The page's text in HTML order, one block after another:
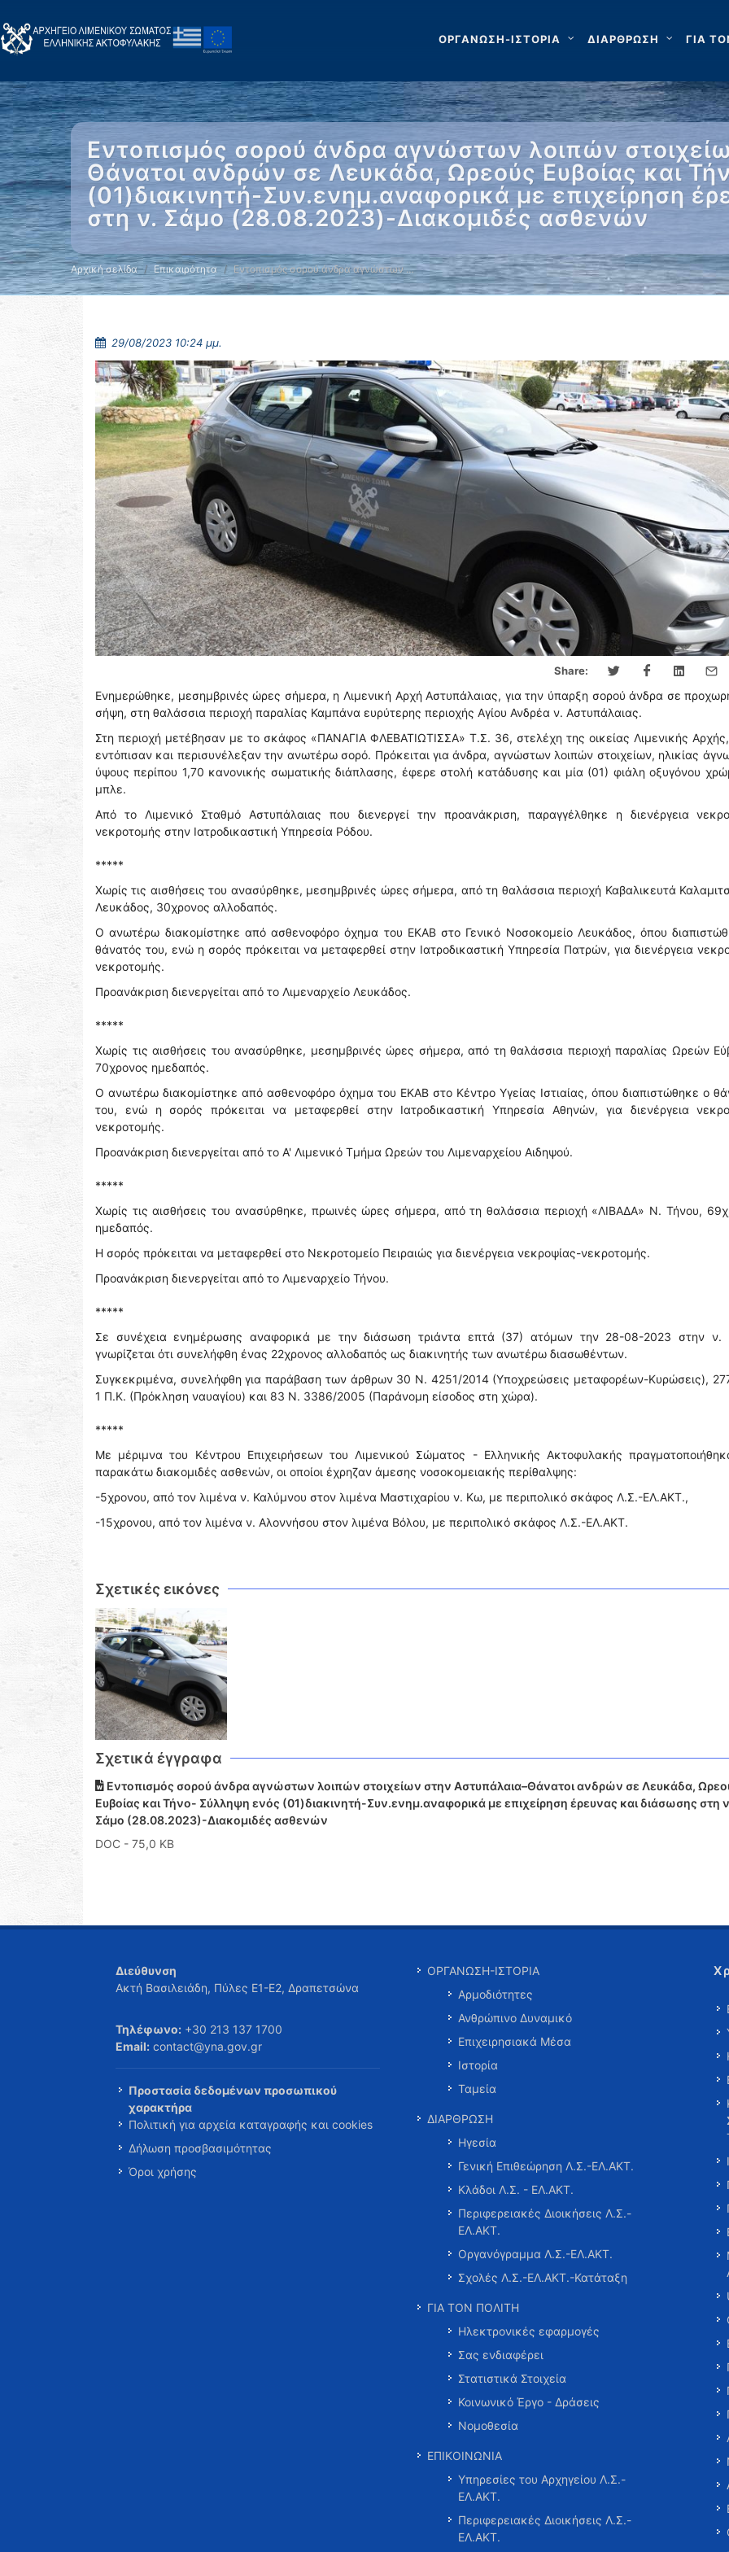
ΟΡΓΑΝΩΣΗ-ΙΣΤΟΡΙΑ ΔΙΑΡΘΡΩΣΗ ΓΙΑ
Εντοπισμός σορού άνδρα αγνώστων λοιπών
Θάνατοι ανδρών σε Λευκάδα, Ωρεούς Ευβοίας και
(01)διακινητή-Συν.ενημ.αναφορικά με επιχείρηση
στη ν. Σάμο (28.08.2023)-Διακομιδές ασθενών
Αρχική σελίδα Επικαιρότητα Εντοπισμός σορού άνδρα αγνώστων …
29/08/2023 10:24 μμ.
Share:
Ενημερώθηκε, μεσημβρινές ώρες σήμερα, η Λιμενική Αρχή Αστυπάλαιας, για την ύπαρξη σορού άνδρα σε
σήψη, στη θαλάσσια περιοχή παραλίας Καμπάνα ευρύτερης περιοχής Αγίου Ανδρέα ν. Αστυπάλαιας.
Στη περιοχή μετέβησαν με το σκάφος «ΠΑΝΑΓΙΑ ΦΛΕΒΑΤΙΩΤΙΣΣΑ» Τ.Σ. 36, στελέχη της οικείας Λιμενικής
εντόπισαν και περισυνέλεξαν την ανωτέρω σορό. Πρόκειται για άνδρα, αγνώστων λοιπών στοιχείων, ηλικίας
ύψους περίπου 1,70 κανονικής σωματικής διάπλασης, έφερε στολή κατάδυσης και μία (01) φιάλη οξυγόνου
μπλε.
Από το Λιμενικό Σταθμό Αστυπάλαιας που διενεργεί την προανάκριση, παραγγέλθηκε η διενέργεια
νεκροτομής στην Ιατροδικαστική Υπηρεσία Ρόδου.
*****
Χωρίς τις αισθήσεις του ανασύρθηκε, μεσημβρινές ώρες σήμερα, από τη θαλάσσια περιοχή Καβαλικευτά
Λευκάδος, 30χρονος αλλοδαπός.
Ο ανωτέρω διακομίστηκε από ασθενοφόρο όχημα του ΕΚΑΒ στο Γενικό Νοσοκομείο Λευκάδος, όπου
θάνατός του, ενώ η σορός πρόκειται να μεταφερθεί στην Ιατροδικαστική Υπηρεσία Πατρών, για διενέργεια
νεκροτομής.
Προανάκριση διενεργείται από το Λιμεναρχείο Λευκάδος.
*****
Χωρίς τις αισθήσεις του ανασύρθηκε, μεσημβρινές ώρες σήμερα, από τη θαλάσσια περιοχή παραλίας Ωρεών
70χρονος ημεδαπός.
Ο ανωτέρω διακομίστηκε από ασθενοφόρο όχημα του ΕΚΑΒ στο Κέντρο Υγείας Ιστιαίας, όπου διαπιστώθηκε ο
του, ενώ η σορός πρόκειται να μεταφερθεί στην Ιατροδικαστική Υπηρεσία Αθηνών, για διενέργεια
νεκροτομής.
Προανάκριση διενεργείται από το Α' Λιμενικό Τμήμα Ωρεών του Λιμεναρχείου Αιδηψού.
*****
Χωρίς τις αισθήσεις του ανασύρθηκε, πρωινές ώρες σήμερα, από τη θαλάσσια περιοχή «ΛΙΒΑΔΑ» Ν. Τήνου,
ημεδαπός.
Η σορός πρόκειται να μεταφερθεί στο Νεκροτομείο Πειραιώς για διενέργεια νεκροψίας-νεκροτομής.
Προανάκριση διενεργείται από το Λιμεναρχείο Τήνου.
*****
Σε συνέχεια ενημέρωσης αναφορικά με την διάσωση τριάντα επτά (37) ατόμων την 28-08-2023 στην ν.
γνωρίζεται ότι συνελήφθη ένας 22χρονος αλλοδαπός ως διακινητής των ανωτέρω διασωθέντων.
Συγκεκριμένα, συνελήφθη για παράβαση των άρθρων 30 Ν. 4251/2014 (Υποχρεώσεις μεταφορέων-Κυρώσεις),
1 Π.Κ. (Πρόκληση ναυαγίου) και 83 Ν. 3386/2005 (Παράνομη είσοδος στη χώρα).
*****
Με μέριμνα του Κέντρου Επιχειρήσεων του Λιμενικού Σώματος - Ελληνικής Ακτοφυλακής
παρακάτω διακομιδές ασθενών, οι οποίοι έχρηζαν άμεσης νοσοκομειακής περίθαλψης:
-5χρονου, από τον λιμένα ν. Καλύμνου στον λιμένα Μαστιχαρίου ν. Κω, με περιπολικό σκάφος Λ.Σ.-ΕΛ.ΑΚΤ.,
-15χρονου, από τον λιμένα ν. Αλοννήσου στον λιμένα Βόλου, με περιπολικό σκάφος Λ.Σ.-ΕΛ.ΑΚΤ.
Σχετικές εικόνες
Σχετικά έγγραφα
Εντοπισμός σορού άνδρα αγνώστων λοιπών στοιχείων στην Αστυπάλαια–Θάνατοι ανδρών σε Λευκάδα,
Ευβοίας και Τήνο- Σύλληψη ενός (01)διακινητή-Συν.ενημ.αναφορικά με επιχείρηση έρευνας και διάσωσης στη
Σάμο (28.08.2023)-Διακομιδές ασθενών
DOC - 75,0 KB
Διεύθυνση
Ακτή Βασιλειάδη, Πύλες Ε1-Ε2, Δραπετσώνα
Τηλέφωνο: +30 213 137 1700
Email: contact@yna.gov.gr
Προστασία δεδομένων προσωπικού
χαρακτήρα
Πολιτική για αρχεία καταγραφής και cookies
Δήλωση προσβασιμότητας
Όροι χρήσης
ΟΡΓΑΝΩΣΗ-ΙΣΤΟΡΙΑ
Αρμοδιότητες
Ανθρώπινο Δυναμικό
Επιχειρησιακά Μέσα
Ιστορία
Ταμεία
ΔΙΑΡΘΡΩΣΗ
Ηγεσία
Γενική Επιθεώρηση Λ.Σ.-ΕΛ.ΑΚΤ.
Κλάδοι Λ.Σ. - ΕΛ.ΑΚΤ.
Περιφερειακές Διοικήσεις Λ.Σ.-
ΕΛ.ΑΚΤ.
Οργανόγραμμα Λ.Σ.-ΕΛ.ΑΚΤ.
Σχολές Λ.Σ.-ΕΛ.ΑΚΤ.-Κατάταξη
ΓΙΑ ΤΟΝ ΠΟΛΙΤΗ
Ηλεκτρονικές εφαρμογές
Σας ενδιαφέρει
Στατιστικά Στοιχεία
Κοινωνικό Έργο - Δράσεις
Νομοθεσία
ΕΠΙΚΟΙΝΩΝΙΑ
Υπηρεσίες του Αρχηγείου Λ.Σ.-
ΕΛ.ΑΚΤ.
Περιφερειακές Διοικήσεις Λ.Σ.-
ΕΛ.ΑΚΤ.